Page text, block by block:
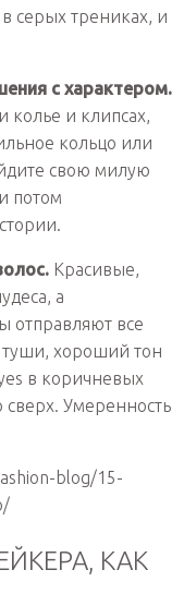
серых трениках, и
с характером.
колье и клипсах,
кольцо или
свою милую
потом
Красивые,
а
отправляют все
туши, хороший тон
в коричневых
Умеренность
blog/15-
КАК